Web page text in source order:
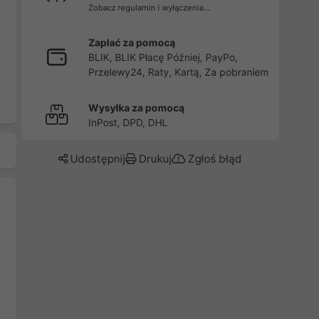
Zobacz regulamin i wyłączenia...
Zapłać za pomocą
BLIK, BLIK Płacę Później, PayPo,
Przelewy24, Raty, Kartą, Za pobraniem
Wysyłka za pomocą
InPost, DPD, DHL
Udostępnij Drukuj Zgłoś błąd